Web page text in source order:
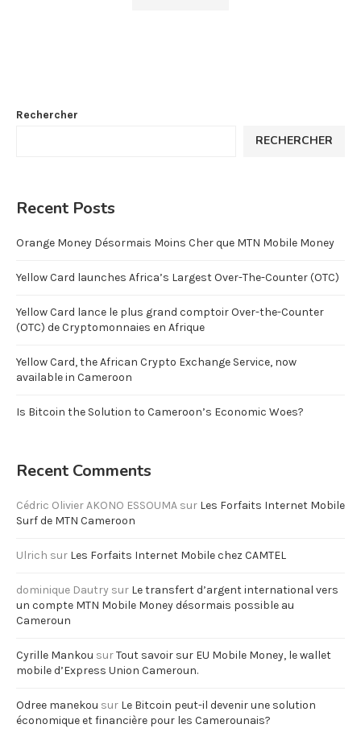
Rechercher
RECHERCHER
Recent Posts
Orange Money Désormais Moins Cher que MTN Mobile Money
Yellow Card launches Africa’s Largest Over-The-Counter (OTC)
Yellow Card lance le plus grand comptoir Over-the-Counter
(OTC) de Cryptomonnaies en Afrique
Yellow Card, the African Crypto Exchange Service, now
available in Cameroon
Is Bitcoin the Solution to Cameroon’s Economic Woes?
Recent Comments
Cédric Olivier AKONO ESSOUMA sur Les Forfaits Internet Mobile
Surf de MTN Cameroon
Ulrich sur Les Forfaits Internet Mobile chez CAMTEL
dominique Dautry sur Le transfert d’argent international vers
un compte MTN Mobile Money désormais possible au
Cameroun
Cyrille Mankou surTout savoir sur EU Mobile Money, le wallet
mobile d’Express Union Cameroun.
Odree manekou sur Le Bitcoin peut-il devenir une solution
économique et financière pour les Camerounais?